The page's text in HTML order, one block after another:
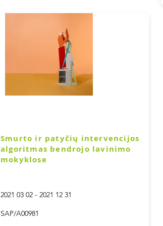
Smurto ir patyčių intervencijos
algoritmas bendrojo lavinimo
mokyklose
2021 03 02 - 2021 12 31
SAP/A00981